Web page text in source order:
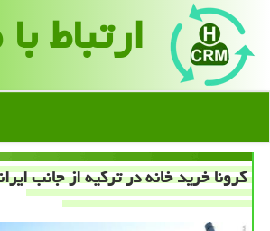
ارتباط
كرونا خرید خانه در تركیه از جانب